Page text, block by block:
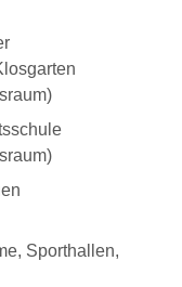
Sporthallen,